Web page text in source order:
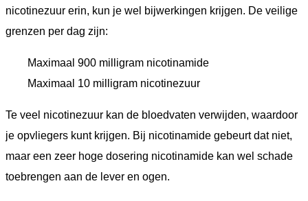
nicotinezuur erin, kun je wel bijwerkingen krijgen. De veilige
grenzen per dag zijn:
Maximaal 900 milligram nicotinamide
Maximaal 10 milligram nicotinezuur
Te veel nicotinezuur kan de bloedvaten verwijden, waardoor
je opvliegers kunt krijgen. Bij nicotinamide gebeurt dat niet,
maar een zeer hoge dosering nicotinamide kan wel schade
toebrengen aan de lever en ogen.